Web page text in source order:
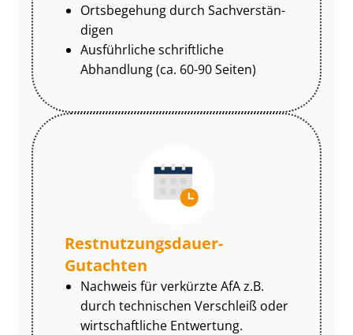
Ortsbegehung durch Sach­ver­stän­
di­gen
Ausführliche schriftliche
Abhandlung (ca. 60-90 Seiten)
Rest­nut­zungs­dau­er-
Gutachten
Nachweis für verkürzte AfA z.B.
durch technischen Verschleiß oder
wirtschaftliche Entwertung.